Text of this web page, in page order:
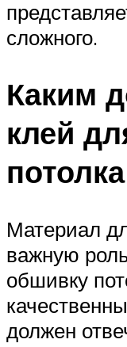
сложного.
Каким
клей
потолка
Материал
важную
обшивку
должен